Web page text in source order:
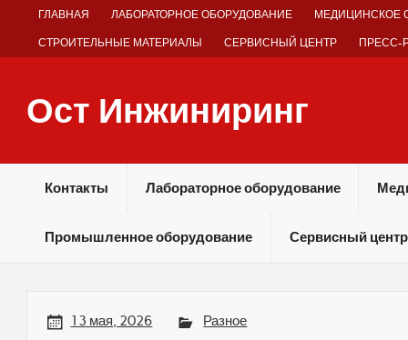
ГЛАВНАЯ ЛАБОРАТОРНОЕ ОБОРУДОВАНИЕ МЕДИЦИНСКОЕ
СТРОИТЕЛЬНЫЕ МАТЕРИАЛЫ СЕРВИСНЫЙ ЦЕНТР ПРЕСС-
Ост Инжиниринг
Контакты Лабораторное оборудование
Промышленное оборудование Сервисный центр
13 мая, 2026 Разное